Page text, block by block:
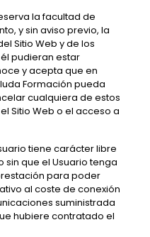
la facultad de
y sin aviso previo, la
Sitio Web y de los
pudieran estar
y acepta que en
Formación pueda
cualquiera de estos
Sitio Web o el acceso a
tiene carácter libre
sin que el Usuario tenga
para poder
al coste de conexión
suministrada
hubiere contratado el